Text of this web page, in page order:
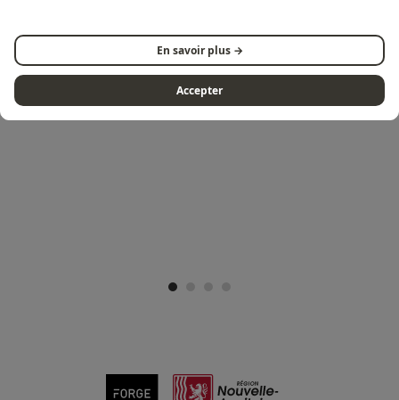
VOLG ONS OP INSTAGRAM
@FORGEADOUR
En savoir plus →
Accepter